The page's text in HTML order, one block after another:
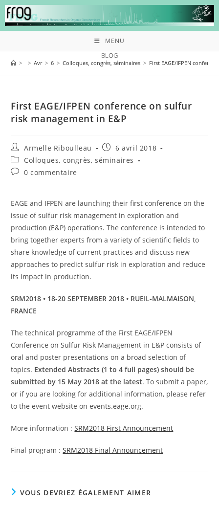
MENU
BLOG
> > Avr > 6 > Colloques, congrès, séminaires > First EAGE/IFPEN
First EAGE/IFPEN conference on sulfur
risk management in E&P
Armelle Riboulleau
6 avril 2018
Colloques, congrès, séminaires
0 commentaire
EAGE and IFPEN are launching their first conference on the
issue of sulfur risk management in exploration and
production (E&P) operations. The conference is intended to
bring together experts from a variety of scientific fields to
share knowledge of current practices and discuss new
approaches to predict sulfur risk in exploration and reduce
its impact in production.
SRM2018 • 18-20 SEPTEMBER 2018 • RUEIL-MALMAISON,
FRANCE
The technical programme of the First EAGE/IFPEN
Conference on Sulfur Risk Management in E&P consists of
oral and poster presentations on a broad selection of
topics. Extended Abstracts (1 to 4 full pages) should be
submitted by 15 May 2018 at the latest. To submit a paper,
or if you are looking for additional information, please refer
to the event website on events.eage.org.
More information :SRM2018 First Announcement
Final program :SRM2018 Final Announcement
VOUS DEVRIEZ ÉGALEMENT AIMER